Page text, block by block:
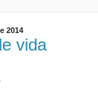
2014
vida